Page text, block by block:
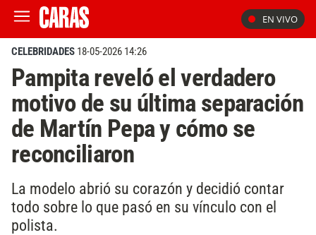
EN VIVO
CELEBRIDADES 18-05-2026 14:26
Pampita reveló el verdadero
motivo de su última separación
de Martín Pepa y cómo se
reconciliaron
La modelo abrió su corazón y decidió contar
todo sobre lo que pasó en su vínculo con el
polista.